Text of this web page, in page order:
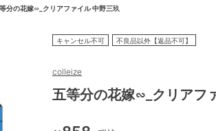
分の花嫁∽_クリアファイル 中野三玖
キャンセル不可 不良品以外【返品不可】
colleize
五等分の花嫁∽_クリアフ